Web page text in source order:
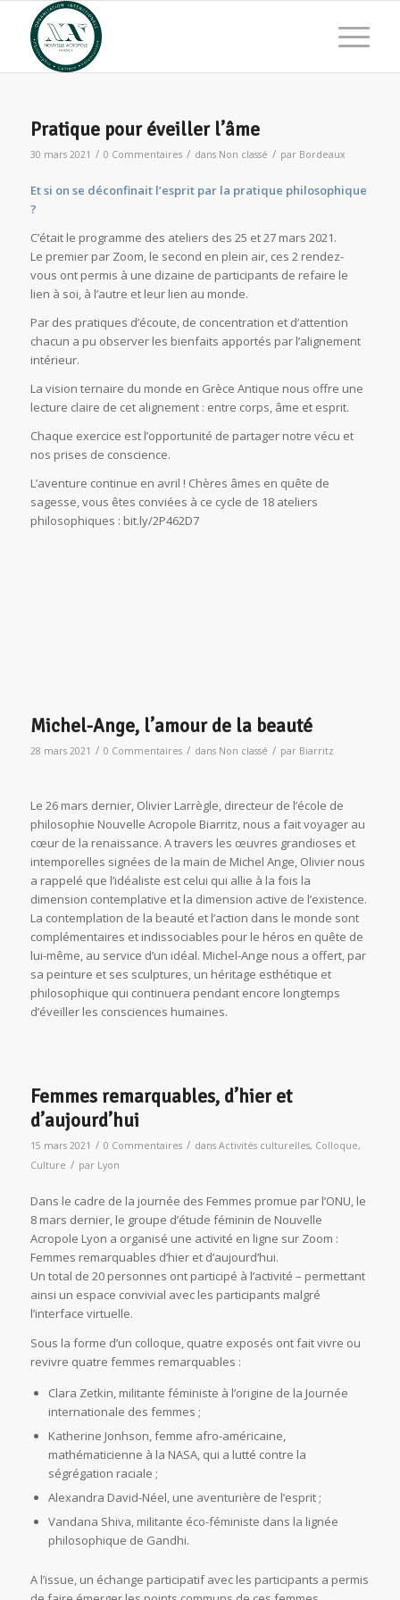
Pratique pour éveiller l’âme
30 mars 2021 / 0 Commentaires / dans Non classé / par Bordeaux
Et si on se déconfinait l’esprit par la pratique philosophique
?
C’était le programme des ateliers des 25 et 27 mars 2021.
Le premier par Zoom, le second en plein air, ces 2 rendez-
vous ont permis à une dizaine de participants de refaire le
lien à soi, à l’autre et leur lien au monde.
Par des pratiques d’écoute, de concentration et d’attention
chacun a pu observer les bienfaits apportés par l’alignement
intérieur.
La vision ternaire du monde en Grèce Antique nous offre une
lecture claire de cet alignement : entre corps, âme et esprit.
Chaque exercice est l’opportunité de partager notre vécu et
nos prises de conscience.
L’aventure continue en avril ! Chères âmes en quête de
sagesse, vous êtes conviées à ce cycle de 18 ateliers
philosophiques : bit.ly/2P462D7
Michel-Ange, l’amour de la beauté
28 mars 2021 / 0 Commentaires / dans Non classé / par Biarritz
Le 26 mars dernier, Olivier Larrègle, directeur de l’école de
philosophie Nouvelle Acropole Biarritz, nous a fait voyager au
cœur de la renaissance. A travers les œuvres grandioses et
intemporelles signées de la main de Michel Ange, Olivier nous
a rappelé que l’idéaliste est celui qui allie à la fois la
dimension contemplative et la dimension active de l’existence.
La contemplation de la beauté et l’action dans le monde sont
complémentaires et indissociables pour le héros en quête de
lui-même, au service d’un idéal. Michel-Ange nous a offert, par
sa peinture et ses sculptures, un héritage esthétique et
philosophique qui continuera pendant encore longtemps
d’éveiller les consciences humaines.
Femmes remarquables, d’hier et
d’aujourd’hui
15 mars 2021 / 0 Commentaires / dans Activités culturelles, Colloque,
Culture / par Lyon
Dans le cadre de la journée des Femmes promue par l’ONU, le
8 mars dernier, le groupe d’étude féminin de Nouvelle
Acropole Lyon a organisé une activité en ligne sur Zoom :
Femmes remarquables d’hier et d’aujourd’hui.
Un total de 20 personnes ont participé à l’activité – permettant
ainsi un espace convivial avec les participants malgré
l’interface virtuelle.
Sous la forme d’un colloque, quatre exposés ont fait vivre ou
revivre quatre femmes remarquables :
Clara Zetkin, militante féministe à l’origine de la Journée
internationale des femmes ;
Katherine Jonhson, femme afro-américaine,
mathématicienne à la NASA, qui a lutté contre la
ségrégation raciale ;
Alexandra David-Néel, une aventurière de l’esprit ;
Vandana Shiva, militante éco-féministe dans la lignée
philosophique de Gandhi.
A l’issue, un échange participatif avec les participants a permis